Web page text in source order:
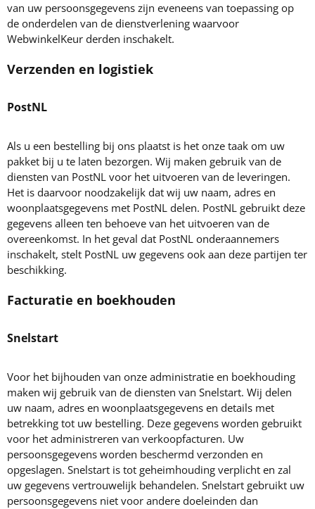
van uw persoonsgegevens zijn eveneens van toepassing op
de onderdelen van de dienstverlening waarvoor
WebwinkelKeur derden inschakelt.
Verzenden en logistiek
PostNL
Als u een bestelling bij ons plaatst is het onze taak om uw
pakket bij u te laten bezorgen. Wij maken gebruik van de
diensten van PostNL voor het uitvoeren van de leveringen.
Het is daarvoor noodzakelijk dat wij uw naam, adres en
woonplaatsgegevens met PostNL delen. PostNL gebruikt deze
gegevens alleen ten behoeve van het uitvoeren van de
overeenkomst. In het geval dat PostNL onderaannemers
inschakelt, stelt PostNL uw gegevens ook aan deze partijen ter
beschikking.
Facturatie en boekhouden
Snelstart
Voor het bijhouden van onze administratie en boekhouding
maken wij gebruik van de diensten van Snelstart. Wij delen
uw naam, adres en woonplaatsgegevens en details met
betrekking tot uw bestelling. Deze gegevens worden gebruikt
voor het administreren van verkoopfacturen. Uw
persoonsgegevens worden beschermd verzonden en
opgeslagen. Snelstart is tot geheimhouding verplicht en zal
uw gegevens vertrouwelijk behandelen. Snelstart gebruikt uw
persoonsgegevens niet voor andere doeleinden dan